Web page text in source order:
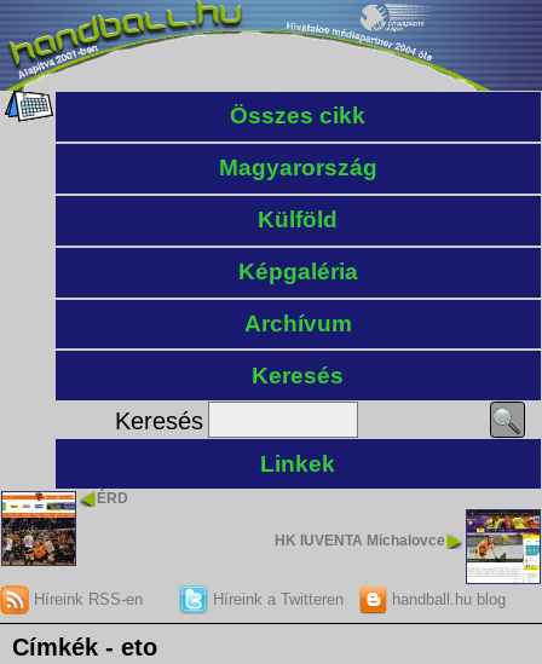
Összes cikk
Magyarország
Külföld
Képgaléria
Archívum
Keresés
Keresés
Linkek
ÉRD
HK IUVENTA Michalovce
Híreink RSS-en Híreink a Twitteren handball.hu blog
Címkék - eto